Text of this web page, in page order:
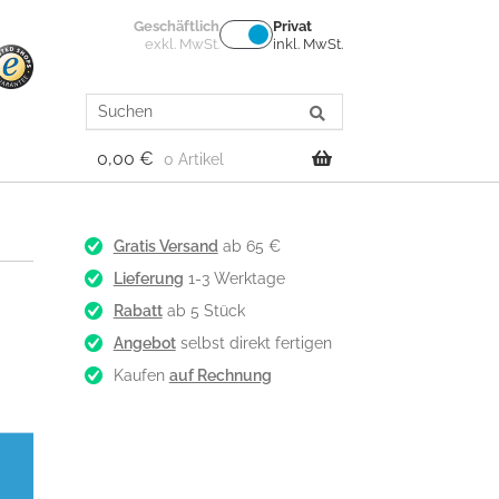
Geschäftlich
exkl. MwSt.
Privat
inkl. MwSt.
Search
for:
0,00 € 0 Artikel
Gratis Versand ab 65 €
Lieferung 1-3 Werktage
Rabattab 5 Stück
Angebotselbst direkt fertigen
Kaufen auf Rechnung